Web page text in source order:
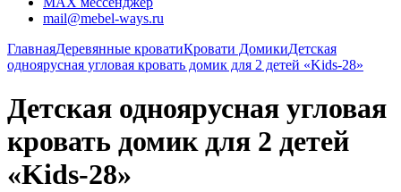
mail@mebel-ways.ru
ГлавнаяДеревянные кроватиКровати ДомикиДетская
одноярусная угловая кровать домик для 2 детей «Kids-28»
Детская одноярусная угловая
кровать домик для 2 детей
«Kids-28»